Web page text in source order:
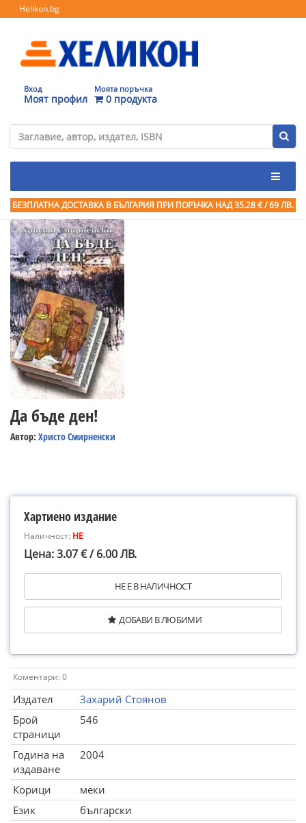
Helikon.bg
Вход
Моят профил
Моята поръчка
0 продукта
БЕЗПЛАТНА ДОСТАВКА В БЪЛГАРИЯ ПРИ ПОРЪЧКА НАД 35.28 € / 69 ЛВ.
Да бъде ден!
Автор: Христо Смирненски
Хартиено издание
Наличност: НЕ
Цена: 3.07 € / 6.00 ЛВ.
НЕ Е В НАЛИЧНОСТ
ДОБАВИ В ЛЮБИМИ
Коментари: 0
Издател
Захарий Стоянов
Брой
страници
546
Година на
издаване
2004
Корици
меки
Език
български